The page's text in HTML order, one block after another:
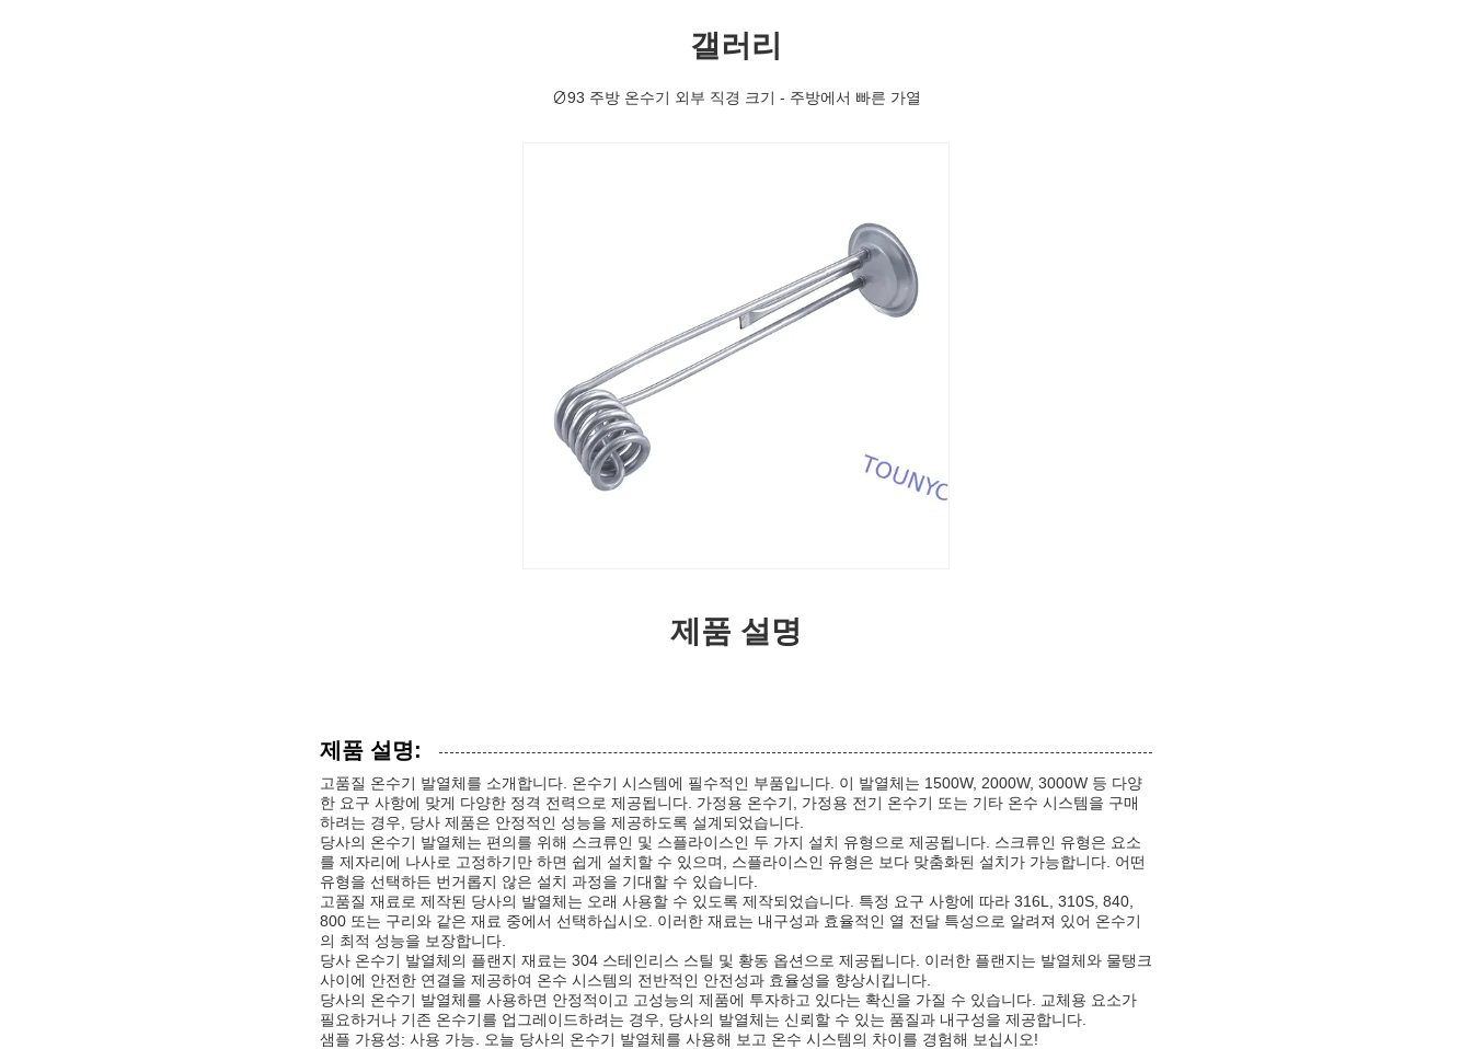
갤러리
∅93 주방 온수기 외부 직경 크기 - 주방에서 빠른 가열
제품 설명
제품 설명:
고품질 온수기 발열체를 소개합니다. 온수기 시스템에 필수적인 부품입니다. 이 발열체는 1500W, 2000W, 3000W 등 다양
한 요구 사항에 맞게 다양한 정격 전력으로 제공됩니다. 가정용 온수기, 가정용 전기 온수기 또는 기타 온수 시스템을 구매
하려는 경우, 당사 제품은 안정적인 성능을 제공하도록 설계되었습니다.
당사의 온수기 발열체는 편의를 위해 스크류인 및 스플라이스인 두 가지 설치 유형으로 제공됩니다. 스크류인 유형은 요소
를 제자리에 나사로 고정하기만 하면 쉽게 설치할 수 있으며, 스플라이스인 유형은 보다 맞춤화된 설치가 가능합니다. 어떤
유형을 선택하든 번거롭지 않은 설치 과정을 기대할 수 있습니다.
고품질 재료로 제작된 당사의 발열체는 오래 사용할 수 있도록 제작되었습니다. 특정 요구 사항에 따라 316L, 310S, 840,
800 또는 구리와 같은 재료 중에서 선택하십시오. 이러한 재료는 내구성과 효율적인 열 전달 특성으로 알려져 있어 온수기
의 최적 성능을 보장합니다.
당사 온수기 발열체의 플랜지 재료는 304 스테인리스 스틸 및 황동 옵션으로 제공됩니다. 이러한 플랜지는 발열체와 물탱크
사이에 안전한 연결을 제공하여 온수 시스템의 전반적인 안전성과 효율성을 향상시킵니다.
당사의 온수기 발열체를 사용하면 안정적이고 고성능의 제품에 투자하고 있다는 확신을 가질 수 있습니다. 교체용 요소가
필요하거나 기존 온수기를 업그레이드하려는 경우, 당사의 발열체는 신뢰할 수 있는 품질과 내구성을 제공합니다.
샘플 가용성: 사용 가능. 오늘 당사의 온수기 발열체를 사용해 보고 온수 시스템의 차이를 경험해 보십시오!